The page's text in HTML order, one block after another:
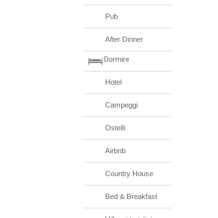
Pub
After Dinner
Dormire
Hotel
Campeggi
Ostelli
Airbnb
Country House
Bed & Breakfast